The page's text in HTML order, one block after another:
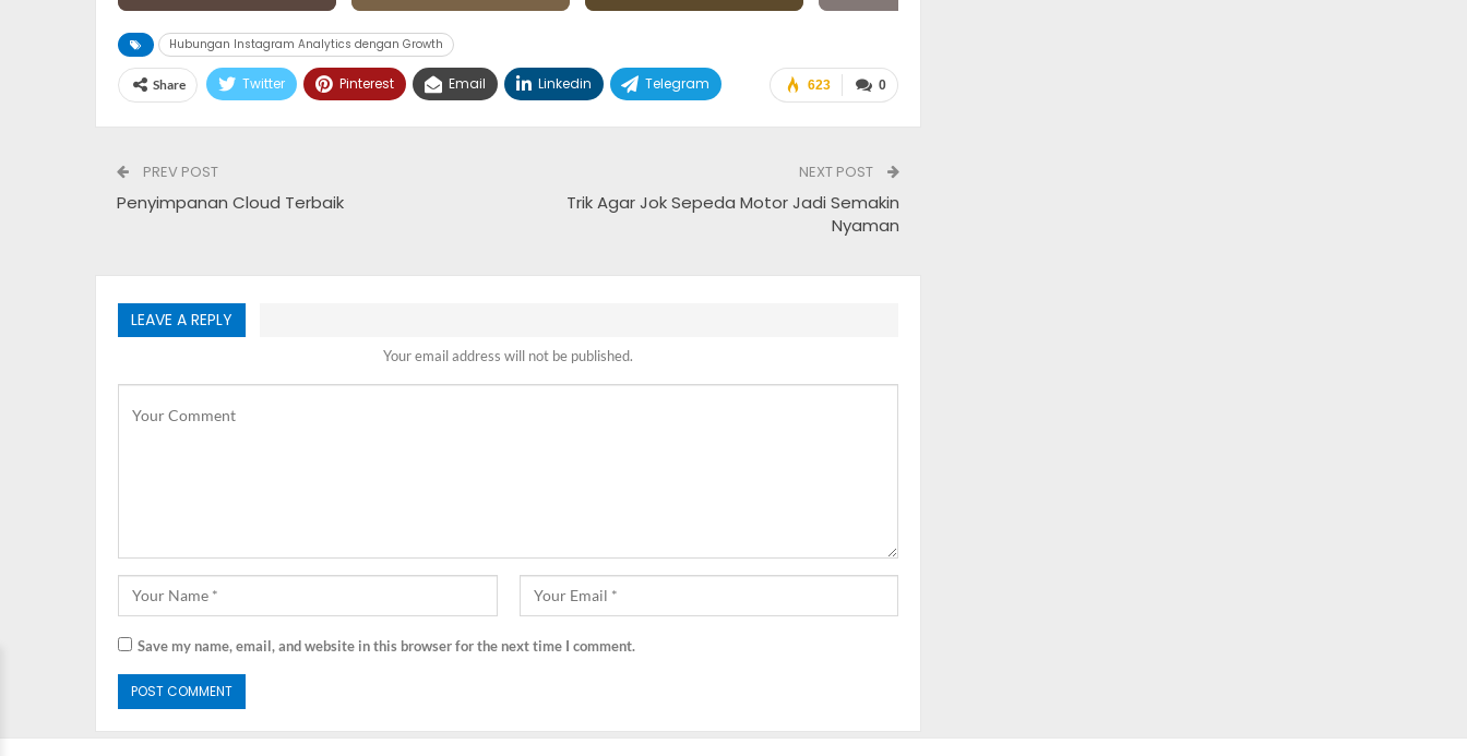
Hubungan Instagram Analytics dengan Growth
0
623
Share Twitter Pinterest Email Linkedin Telegram
PREV POST
Penyimpanan Cloud Terbaik
NEXT POST
Trik Agar Jok Sepeda Motor Jadi Semakin
Nyaman
LEAVE A REPLY
Your email address will not be published.
Save my name, email, and website in this browser for the next time I comment.